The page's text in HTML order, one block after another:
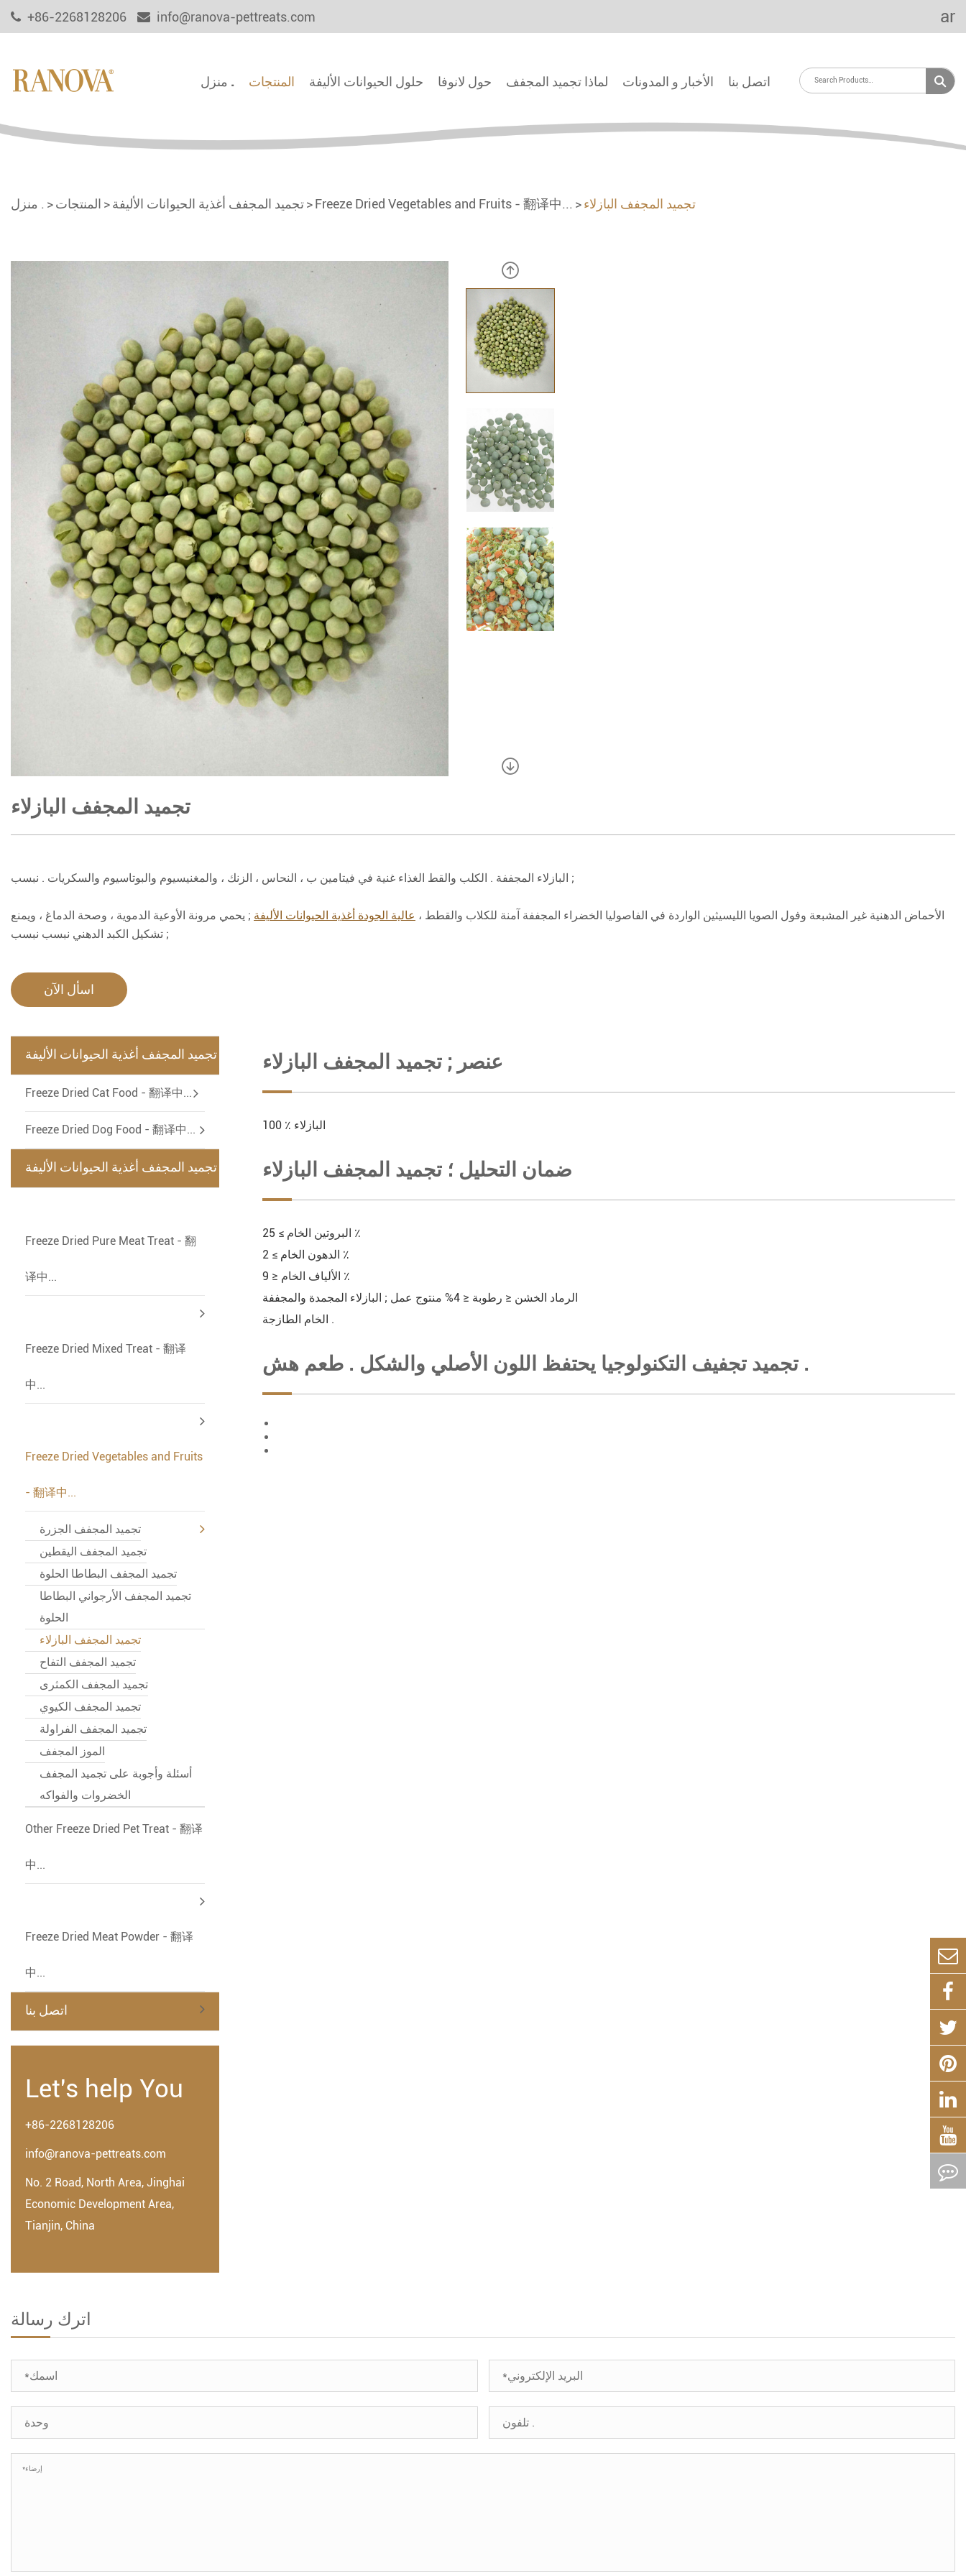
+86-2268128206 info@ranova-pettreats.com ar
منزل . المنتجات حلول الحيوانات الأليفة حول لانوفا لماذا تجميد المجفف الأخبار و المدونات اتصل بنا
منزل . المنتجات تجميد المجفف أغذية الحيوانات الأليفة Freeze Dried Vegetables and Fruits - 翻译中... تجميد المجفف البازلاء
تجميد المجفف البازلاء
البازلاء المجففة . الكلب والقط الغذاء غنية في فيتامين ب ، النحاس ، الزنك ، والمغنيسيوم والبوتاسيوم والسكريات . نبسب ;
الأحماض الدهنية غير المشبعة وفول الصويا الليسيثين الواردة في الفاصوليا الخضراء المجففة آمنة للكلاب والقطط ، عالية الجودة أغذية الحيوانات الأليفة ; يحمي مرونة الأوعية الدموية ، وصحة الدماغ ، ويمنع
تشكيل الكبد الدهني نبسب نبسب ;
اسأل الآن
تجميد المجفف أغذية الحيوانات الأليفة
Freeze Dried Cat Food - 翻译中...
Freeze Dried Dog Food - 翻译中...
تجميد المجفف أغذية الحيوانات الأليفة
Freeze Dried Pure Meat Treat - 翻
译中...
Freeze Dried Mixed Treat - 翻译
中...
Freeze Dried Vegetables and Fruits
- 翻译中...
تجميد المجفف الجزرة
تجميد المجفف اليقطين
تجميد المجفف البطاطا الحلوة
تجميد المجفف الأرجواني البطاطا
الحلوة
تجميد المجفف البازلاء
تجميد المجفف التفاح
تجميد المجفف الكمثرى
تجميد المجفف الكيوي
تجميد المجفف الفراولة
الموز المجفف
أسئلة وأجوبة على تجميد المجفف
الخضروات والفواكه
Other Freeze Dried Pet Treat - 翻译
中...
Freeze Dried Meat Powder - 翻译
中...
اتصل بنا
Let's help You
+86-2268128206
info@ranova-pettreats.com
No. 2 Road, North Area, Jinghai
Economic Development Area,
Tianjin, China
عنصر ; تجميد المجفف البازلاء
100 ٪ البازلاء
ضمان التحليل ؛ تجميد المجفف البازلاء
البروتين الخام ≥ 25 ٪
الدهون الخام ≥ 2 ٪
الألياف الخام ≤ 9 ٪
الرماد الخشن ≤ رطوبة ≤ 4% منتوج عمل ; البازلاء المجمدة والمجففة
الخام الطازجة .
تجميد تجفيف التكنولوجيا يحتفظ اللون الأصلي والشكل . طعم هش .
اترك رسالة